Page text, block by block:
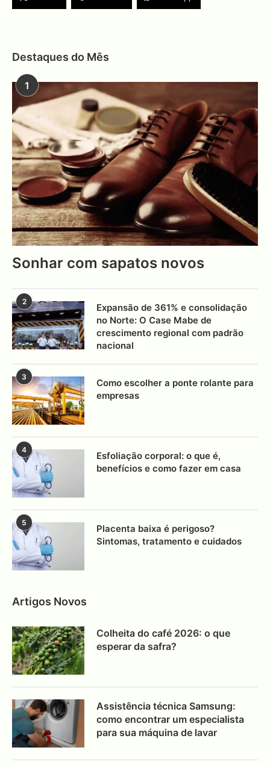
Destaques do Mês
1
Sonhar com sapatos novos
2
Expansão de 361% e consolidação
no Norte: O Case Mabe de
crescimento regional com padrão
nacional
3
Como escolher a ponte rolante para
empresas
4
Esfoliação corporal: o que é,
benefícios e como fazer em casa
5
Placenta baixa é perigoso?
Sintomas, tratamento e cuidados
Artigos Novos
Colheita do café 2026: o que
esperar da safra?
Assistência técnica Samsung:
como encontrar um especialista
para sua máquina de lavar